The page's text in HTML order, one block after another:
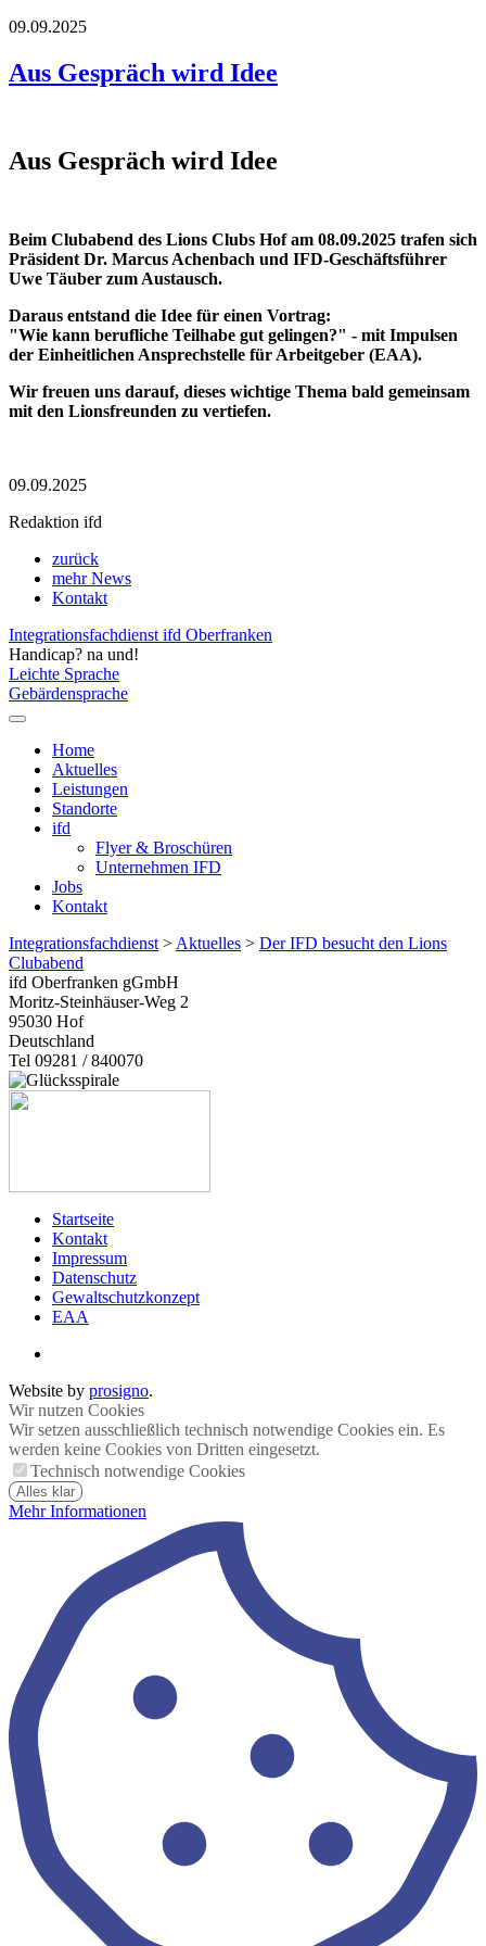
09.09.2025
Aus Gespräch wird Idee
Aus Gespräch wird Idee
Beim Clubabend des Lions Clubs Hof am 08.09.2025 trafen sich
Präsident Dr. Marcus Achenbach und IFD-Geschäftsführer
Uwe Täuber zum Austausch.
Daraus entstand die Idee für einen Vortrag:
"Wie kann berufliche Teilhabe gut gelingen?" - mit Impulsen
der Einheitlichen Ansprechstelle für Arbeitgeber (EAA).
Wir freuen uns darauf, dieses wichtige Thema bald gemeinsam
mit den Lionsfreunden zu vertiefen.
09.09.2025
Redaktion ifd
zurück
mehr News
Kontakt
Integrationsfachdienst ifd Oberfranken
Handicap? na und!
Leichte Sprache
Gebärdensprache
Home
Aktuelles
Leistungen
Standorte
ifd
Flyer & Broschüren
Unternehmen IFD
Jobs
Kontakt
Integrationsfachdienst > Aktuelles > Der IFD besucht den Lions
Clubabend
ifd Oberfranken gGmbH
Moritz-Steinhäuser-Weg 2
95030 Hof
Deutschland
Tel 09281 / 840070
Startseite
Kontakt
Impressum
Datenschutz
Gewaltschutzkonzept
EAA
Website by prosigno.
Wir nutzen Cookies
Wir setzen ausschließlich technisch notwendige Cookies ein. Es
werden keine Cookies von Dritten eingesetzt.
Technisch notwendige Cookies
Alles klar
Mehr Informationen